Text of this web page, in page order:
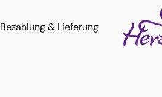
Bezahlung & Lieferung